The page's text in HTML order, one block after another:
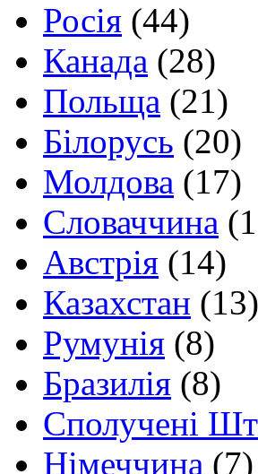
Росія (44)
Канада (28)
Польща (21)
Білорусь (20)
Молдова (17)
Словаччина
Австрія (14)
Казахстан (13)
Румунія (8)
Бразилія (8)
Сполучені
Німеччина (7)